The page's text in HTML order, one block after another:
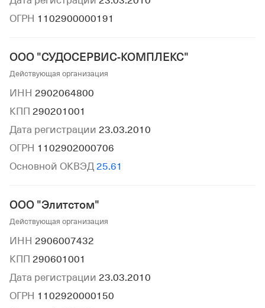
ОГРН 1102900000191
ООО "СУДОСЕРВИС-КОМПЛЕКС"
Действующая организация
ИНН 2902064800
КПП 290201001
Дата регистрации 23.03.2010
ОГРН 1102902000706
Основной ОКВЭД 25.61
ООО "Элитстом"
Действующая организация
ИНН 2906007432
КПП 290601001
Дата регистрации 23.03.2010
ОГРН 1102920000150